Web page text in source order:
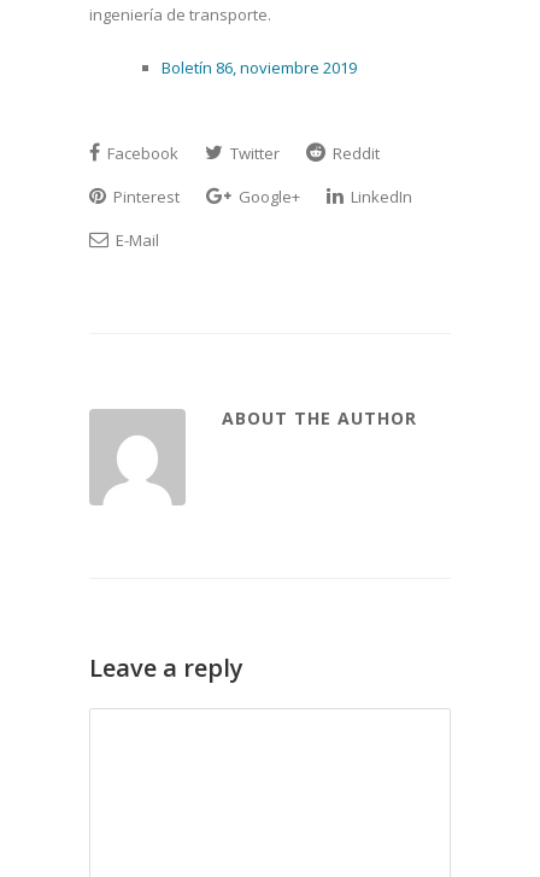
ingeniería de transporte.
Boletín 86, noviembre 2019
Facebook Twitter
Reddit
Pinterest
Google+
LinkedIn
E-Mail
ABOUT THE AUTHOR
Leave a reply